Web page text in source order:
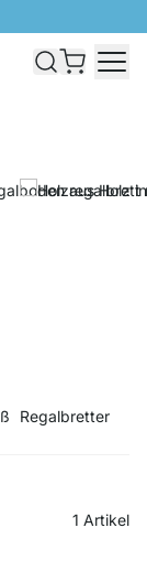
100€
Regalbretter
1 Artikel